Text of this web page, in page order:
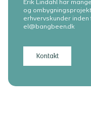
Erik Lindahl har
og
erhvervskunder
el@bangbeen.dk
Kontakt